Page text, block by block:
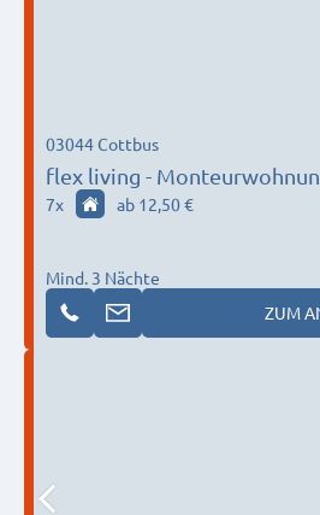
flex living -
(DEU|EN|PL|HU|RU)
03044 Cottbus
7x ab 12,50 €
Mind. 3 Nächte
ZUM